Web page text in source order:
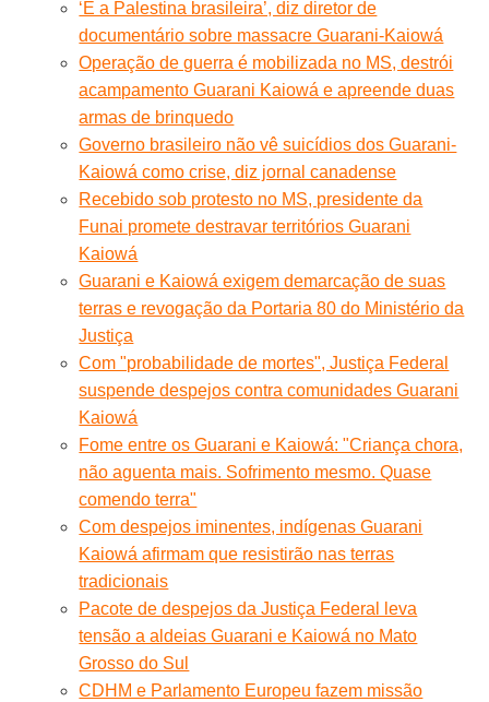
‘É a Palestina brasileira’, diz diretor de
documentário sobre massacre Guarani-Kaiowá
Operação de guerra é mobilizada no MS, destrói
acampamento Guarani Kaiowá e apreende duas
armas de brinquedo
Governo brasileiro não vê suicídios dos Guarani-
Kaiowá como crise, diz jornal canadense
Recebido sob protesto no MS, presidente da
Funai promete destravar territórios Guarani
Kaiowá
Guarani e Kaiowá exigem demarcação de suas
terras e revogação da Portaria 80 do Ministério da
Justiça
Com "probabilidade de mortes", Justiça Federal
suspende despejos contra comunidades Guarani
Kaiowá
Fome entre os Guarani e Kaiowá: "Criança chora,
não aguenta mais. Sofrimento mesmo. Quase
comendo terra"
Com despejos iminentes, indígenas Guarani
Kaiowá afirmam que resistirão nas terras
tradicionais
Pacote de despejos da Justiça Federal leva
tensão a aldeias Guarani e Kaiowá no Mato
Grosso do Sul
CDHM e Parlamento Europeu fazem missão